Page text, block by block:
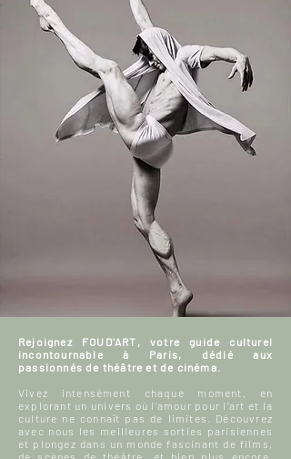
Rejoignez FOUD'ART, votre guide culturel
incontournable à Paris, dédié aux
passionnés de théâtre et de cinéma.
Vivez intensément chaque moment, en
explorant un univers où l'amour pour l'art et la
culture ne connaît pas de limites. Découvrez
avec nous les meilleures sorties parisiennes
et plongez dans un monde fascinant de films,